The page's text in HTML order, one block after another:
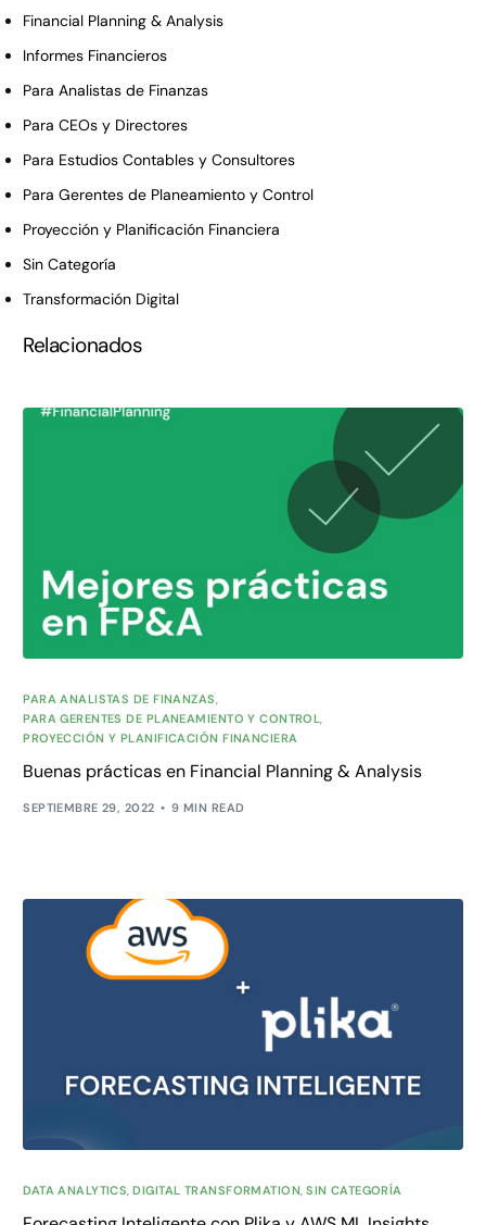
Financial Planning & Analysis
Informes Financieros
Para Analistas de Finanzas
Para CEOs y Directores
Para Estudios Contables y Consultores
Para Gerentes de Planeamiento y Control
Proyección y Planificación Financiera
Sin Categoría
Transformación Digital
Relacionados
PARA ANALISTAS DE FINANZAS,
PARA GERENTES DE PLANEAMIENTO Y CONTROL,
PROYECCIÓN Y PLANIFICACIÓN FINANCIERA
Buenas prácticas en Financial Planning & Analysis
SEPTIEMBRE 29, 2022 9 MIN READ
DATA ANALYTICS,DIGITAL TRANSFORMATION,SIN CATEGORÍA